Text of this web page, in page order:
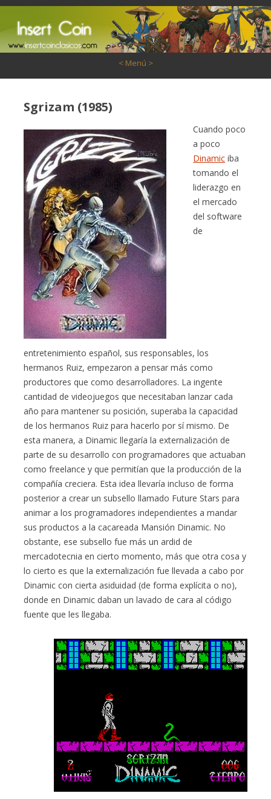
< Menú >
Sgrizam (1985)
Cuando poco
a poco
Dinamic iba
tomando el
liderazgo en
el mercado
del software
de
entretenimiento español, sus responsables, los
hermanos Ruiz, empezaron a pensar más como
productores que como desarrolladores. La ingente
cantidad de videojuegos que necesitaban lanzar cada
año para mantener su posición, superaba la capacidad
de los hermanos Ruiz para hacerlo por sí mismo. De
esta manera, a Dinamic llegaría la externalización de
parte de su desarrollo con programadores que actuaban
como freelance y que permitían que la producción de la
compañía creciera. Esta idea llevaría incluso de forma
posterior a crear un subsello llamado Future Stars para
animar a los programadores independientes a mandar
sus productos a la cacareada Mansión Dinamic. No
obstante, ese subsello fue más un ardid de
mercadotecnia en cierto momento, más que otra cosa y
lo cierto es que la externalización fue llevada a cabo por
Dinamic con cierta asiduidad (de forma explícita o no),
donde en Dinamic daban un lavado de cara al código
fuente que les llegaba.